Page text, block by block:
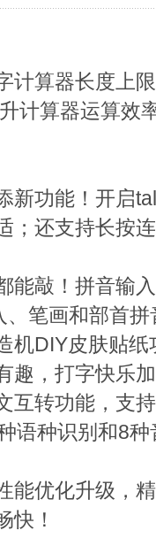
计算器长度上
计算器运算效
新功能！开启
；还支持长按
能敲！拼音输
笔画和部首
机DIY皮肤贴
趣，打字快乐
互转功能，支
语种识别和8
能优化升级，
快！